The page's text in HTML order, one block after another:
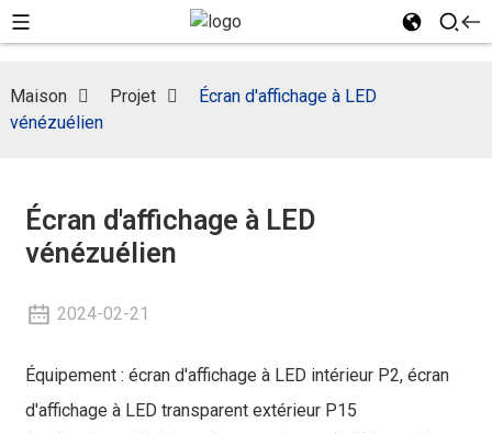
Maison Projet
Écran d'affichage à LED
vénézuélien
Écran d'affichage à LED
vénézuélien
2024-02-21
Équipement : écran d'affichage à LED intérieur P2, écran
d'affichage à LED transparent extérieur P15